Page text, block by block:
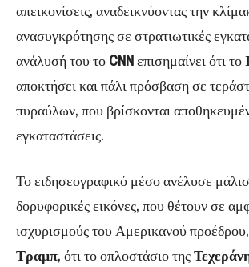
απεικονίσεις, αναδεικνύοντας την
ανασυγκρότησης σε στρατιωτικές
ανάλυσή του το CNNεπισημαίνει ότι το
αποκτήσει και πάλι πρόσβαση σε
πυραύλων, που βρίσκονται
εγκαταστάσεις.
Το ειδησεογραφικό μέσο ανέλυσε
δορυφορικές εικόνες, που θέτουν σε
ισχυρισμούς του Αμερικανού προέδρου,
Τραμπ, ότι το οπλοστάσιο της